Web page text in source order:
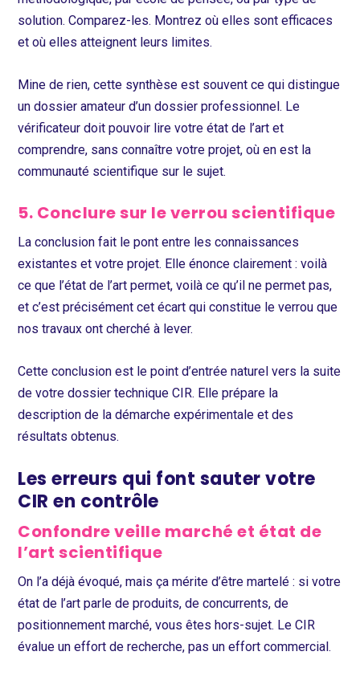
solution. Comparez-les. Montrez où elles sont efficaces
et où elles atteignent leurs limites.
Mine de rien, cette synthèse est souvent ce qui distingue
un dossier amateur d’un dossier professionnel. Le
vérificateur doit pouvoir lire votre état de l’art et
comprendre, sans connaître votre projet, où en est la
communauté scientifique sur le sujet.
5. Conclure sur le verrou scientifique
La conclusion fait le pont entre les connaissances
existantes et votre projet. Elle énonce clairement : voilà
ce que l’état de l’art permet, voilà ce qu’il ne permet pas,
et c’est précisément cet écart qui constitue le verrou que
nos travaux ont cherché à lever.
Cette conclusion est le point d’entrée naturel vers la suite
de votre dossier technique CIR. Elle prépare la
description de la démarche expérimentale et des
résultats obtenus.
Les erreurs qui font sauter votre
CIR en contrôle
Confondre veille marché et état de
l’art scientifique
On l’a déjà évoqué, mais ça mérite d’être martelé : si votre
état de l’art parle de produits, de concurrents, de
positionnement marché, vous êtes hors-sujet. Le CIR
évalue un effort de recherche, pas un effort commercial.